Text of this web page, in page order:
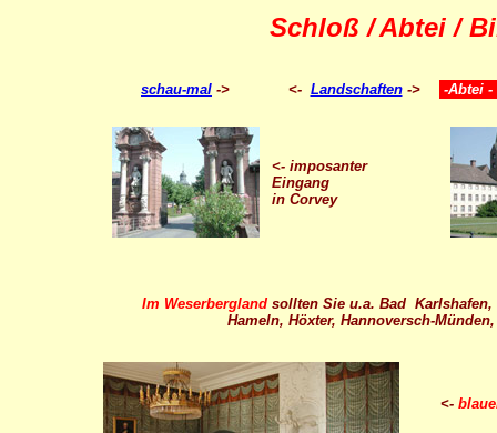
Schloß /Abtei /
schau-mal -> <- Landschaften-> -Abtei
<- imposanter
Eingang
in Corvey
Im Weserbergland sollten Sie u.a. Bad Karlshafen,
Hameln, Höxter, Hannoversch-
<-